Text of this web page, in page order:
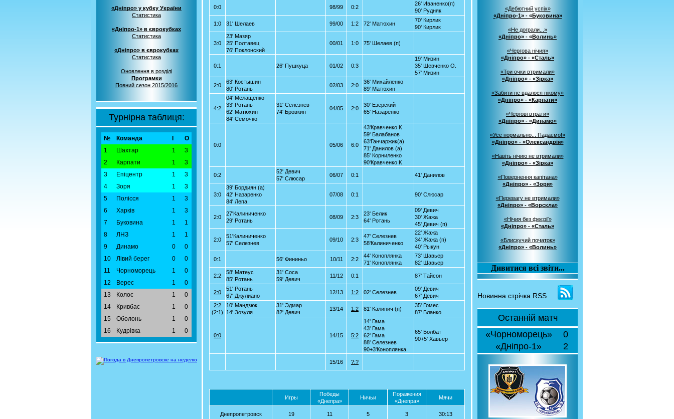
«Дніпро» у кубку України
Статистика
«Дніпро-1» в єврокубках
Статистика
«Дніпро» в єврокубках
Статистика
Оновлення в розділі
Програмки
Повний сезон 2015/2016
Турнірна таблиця:
№ Команда
О
1
Шахтар 1
3
2
Карпати 1
3
3
Епіцентр 1
3
4
Зоря 1
3
5
Полісся 1
3
6
Харків 1
3
7
Буковина 1
1
8
ЛНЗ 1
1
9
Динамо 0
0
10
Лівий берег 0
0
11
Чорноморець 1
0
12
Верес 1
0
13
Колос 1
0
14
Кривбас 1
0
15
Оболонь 1
0
16
Кудрівка 1 0
0:0 98/99 0:2
26' Иваненко(п)
90' Рудняк
1:0 31' Шелаев 99/00 1:2 72' Матюхин
70' Кирлик
90' Кирлик
3:0
23' Мазяр
25' Полтавец
76' Поклонский
00/01 1:0 75' Шелаев (п)
0:1 26' Пушкуца 01/02 0:3
19' Мизин
35' Шевченко О.
57' Мизин
2:0
63' Костышин
80' Ротань
02/03 2:0
36' Михайленко
89' Матюхин
4:2
04' Мелащенко
33' Ротань
62' Матюхин
84' Семочко
31' Селезнев
74' Бровкин
04/05 2:0
30' Езерский
65' Назаренко
0:0 05/06 6:0
43'Кравченко К
59' Балабанов
63'Ганчаржик(а)
71' Данилов (а)
85' Корниленко
90'Кравченко К
0:2
52' Девич
57' Слюсар
06/07 0:1 41' Данилов
3:0
39' Бордиян (а)
42' Назаренко
84' Лепа
07/08 0:1 90' Слюсар
2:0
27'Калиниченко
29' Ротань
08/09 2:3
23' Белик
64' Ротань
09' Девич
30' Жажа
45' Девич (п)
2:0
51'Калиниченко
57' Селезнев
09/10 2:3
47' Селезнев
58'Калиниченко
22' Жажа
34' Жажа (п)
40' Рыкун
0:1 56' Фининьо 10/11 2:2
44' Коноплянка
71' Коноплянка
73' Шавьер
82' Шавьер
2:2
58' Матеус
85' Ротань
31' Соса
59' Девич
11/12 0:1 87' Тайсон
2:0
51' Ротань
67' Джулиано
12/13 1:2 02' Селезнев
09' Девич
67' Девич
2:2
(2:1)
10' Мандзюк
14' Зозуля
31' Эдмар
82' Девич
13/14 1:2 81' Калинич (п)
35' Гомес
87' Бланко
0:0 14/15 5:2
14' Гама
43' Гама
62' Гама
88' Селезнев
90+3'Коноплянка
65' Болбат
90+5' Хавьер
15/16 ?:?
Игры
Победы
«Днепра»
Ничьи
Поражения
«Днепра»
Мячи
Днепропетровск 19 11 5 3 30:13
«Дебютний успіх»
«Дніпро-1» - «Буковина»
«Не дограли...»
«Дніпро» - «Волинь»
«Чергова нічия»
«Дніпро» - «Сталь»
«Три очки втримали»
«Дніпро» - «Зірка»
«Забити не вдалося нікому»
«Дніпро» - «Карпати»
«Чергові втрати»
«Дніпро» - «Динамо»
«Усе нормально... Падаємо!»
«Дніпро» - «Олександрія»
«Навіть нічию не втримали»
«Дніпро» - «Зірка»
«Повернення капітана»
«Дніпро» - «Зоря»
«Перевагу не втримали»
«Дніпро» - «Ворскла»
«Нічия без феєрії»
«Дніпро» - «Сталь»
«Блискучий початок»
«Дніпро» - «Волинь»
Дивитися всі звіти...
Новинна стрічка RSS
Останній матч
«Чорноморець»
0
«Дніпро-1»
2